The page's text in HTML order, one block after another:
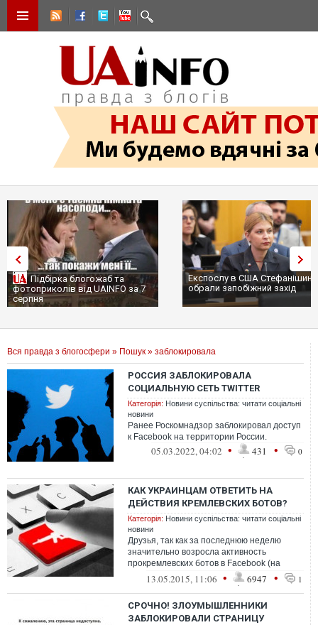
Підбірка блогожаб та
фотоприколів від UAINFO за 7
серпня
Експослу в США
обрали запобіжний захід
Вся правда з блогосфери » Пошук » заблокировала
РОССИЯ ЗАБЛОКИРОВАЛА
СОЦИАЛЬНУЮ СЕТЬ ТWITTER
Категорія: Новини суспільства: читати соціальні
новини
Ранее Роскомнадзор заблокировал доступ
к Facebook на территории России.
05.03.2022, 04:02 • 431 • 0
КАК УКРАИНЦАМ ОТВЕТИТЬ НА
ДЕЙСТВИЯ КРЕМЛЕВСКИХ БОТОВ?
Категорія: Новини суспільства: читати соціальні
новини
Друзья, так как за последнюю неделю
значительно возросла активность
прокремлевских ботов в Facebook (на
проблему даже обратил внимание
Порошенко), хоч...
13.05.2015, 11:06 • 6947 • 1
СРОЧНО! ЗЛОУМЫШЛЕННИКИ
ЗАБЛОКИРОВАЛИ СТРАНИЦУ